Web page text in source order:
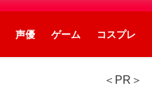
声優 ゲーム コスプレ
＜PR＞